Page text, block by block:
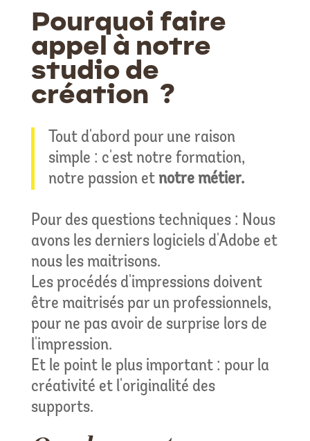
Pourquoi faire
appel à notre
studio de
création ?
Tout d'abord pour une raison
simple : c'est notre formation,
notre passion et notre métier.
Pour des questions techniques : Nous
avons les derniers logiciels d'Adobe et
nous les maitrisons.
Les procédés d'impressions doivent
être maitrisés par un professionnels,
pour ne pas avoir de surprise lors de
l'impression.
Et le point le plus important : pour la
créativité et l'originalité des
supports.